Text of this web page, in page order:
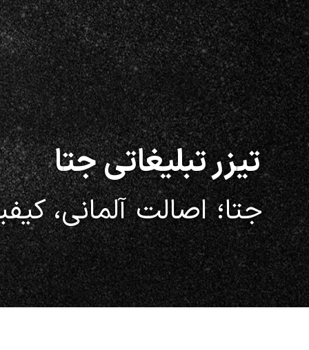
تیزر تبلیغاتی جتا
جتا؛ اصالت آلمانی،